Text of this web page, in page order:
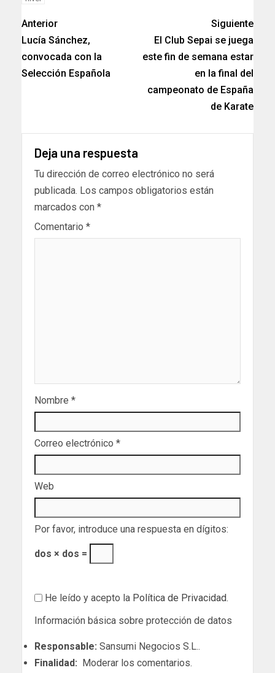
Anterior
Lucía Sánchez,
convocada con la
Selección Española
Siguiente
El Club Sepai se juega
este fin de semana estar
en la final del
campeonato de España
de Karate
Deja una respuesta
Tu dirección de correo electrónico no será
publicada. Los campos obligatorios están
marcados con *
Comentario *
Nombre *
Correo electrónico *
Web
Por favor, introduce una respuesta en dígitos:
dos × dos =
He leído y acepto la Política de Privacidad.
Información básica sobre protección de datos
Responsable: Sansumi Negocios S.L..
Finalidad: Moderar los comentarios.